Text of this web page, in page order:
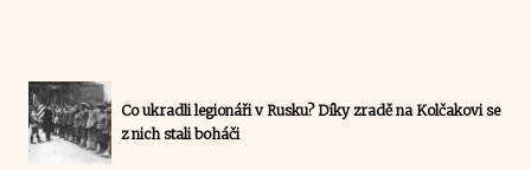
Co ukradli legionáři v Rusku? Díky zradě na Kolčakovi se
z nich stali boháči